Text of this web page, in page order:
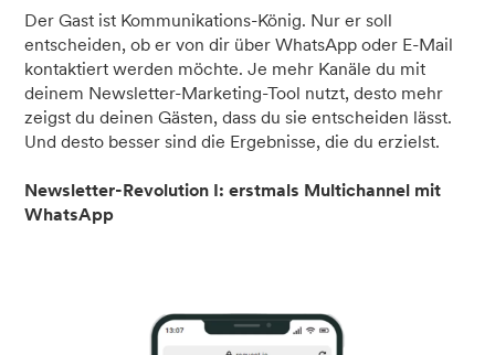
Der Gast ist Kommunikations-König. Nur er soll
entscheiden, ob er von dir über WhatsApp oder E-Mail
kontaktiert werden möchte. Je mehr Kanäle du mit
deinem Newsletter-Marketing-Tool nutzt, desto mehr
zeigst du deinen Gästen, dass du sie entscheiden lässt.
Und desto besser sind die Ergebnisse, die du erzielst.
Newsletter-Revolution I: erstmals Multichannel mit
WhatsApp